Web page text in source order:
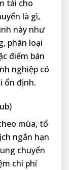
tải cho
là gì,
này như
phân loại
điểm bán
nghiệp có
ổn định.
mùa, tổ
ngắn hạn
chuyển
chi phí